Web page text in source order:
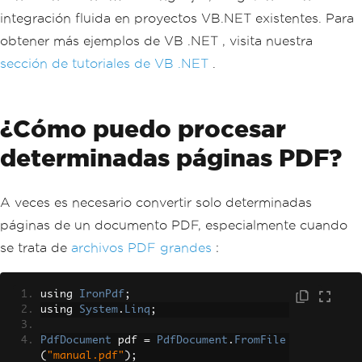
integración fluida en proyectos VB.NET existentes. Para
obtener más ejemplos de VB .NET , visita nuestra
sección de tutoriales de VB .NET
¿Cómo puedo procesar
determinadas páginas PDF?
A veces es necesario convertir solo determinadas
páginas de un documento PDF, especialmente cuando
se trata de archivos PDF grandes :
using IronPdf ;
using System . Linq ;
PdfDocument pdf = PdfDocument . FromFile
( "manual.pdf" );